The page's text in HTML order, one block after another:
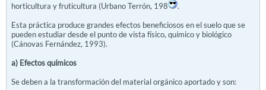
horticultura y fruticultura (Urbano Terrón, 198
.
Esta práctica produce grandes efectos beneficiosos en el suelo que se
pueden estudiar desde el punto de vista físico, químico y biológico
(Cánovas Fernández, 1993).
a) Efectos químicos
Se deben a la transformación del material orgánico aportado y son: